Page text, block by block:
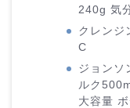
240g 気
クレンジ
C
ジョンソ
ルク
大容量